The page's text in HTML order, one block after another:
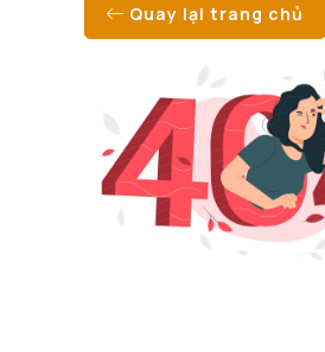
Quay lại trang chủ